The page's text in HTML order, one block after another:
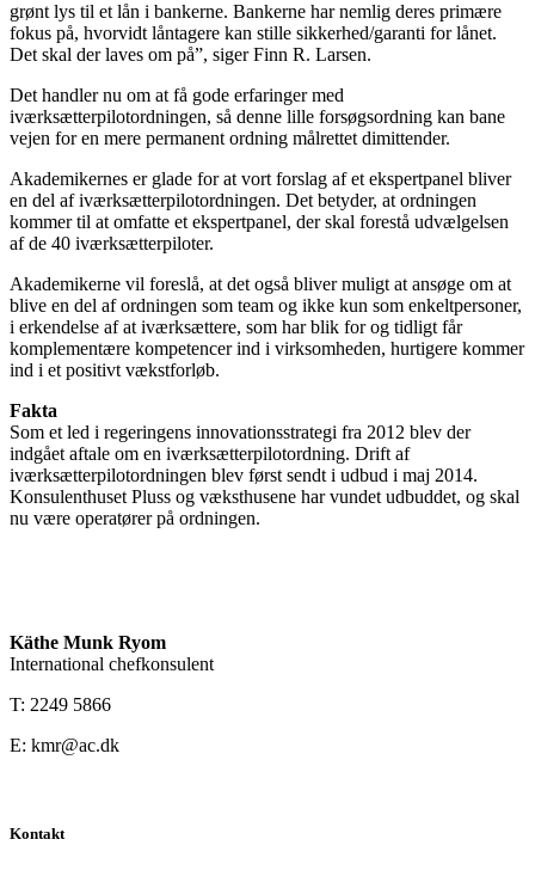
grønt lys til et lån i bankerne. Bankerne har nemlig deres primære
fokus på, hvorvidt låntagere kan stille sikkerhed/garanti for lånet.
Det skal der laves om på”, siger Finn R. Larsen.
Det handler nu om at få gode erfaringer med
iværksætterpilotordningen, så denne lille forsøgsordning kan bane
vejen for en mere permanent ordning målrettet dimittender.
Akademikernes er glade for at vort forslag af et ekspertpanel bliver
en del af iværksætterpilotordningen. Det betyder, at ordningen
kommer til at omfatte et ekspertpanel, der skal forestå udvælgelsen
af de 40 iværksætterpiloter.
Akademikerne vil foreslå, at det også bliver muligt at ansøge om at
blive en del af ordningen som team og ikke kun som enkeltpersoner,
i erkendelse af at iværksættere, som har blik for og tidligt får
komplementære kompetencer ind i virksomheden, hurtigere kommer
ind i et positivt vækstforløb.
Fakta
Som et led i regeringens innovationsstrategi fra 2012 blev der
indgået aftale om en iværksætterpilotordning. Drift af
iværksætterpilotordningen blev først sendt i udbud i maj 2014.
Konsulenthuset Pluss og væksthusene har vundet udbuddet, og skal
nu være operatører på ordningen.
Käthe Munk Ryom
International chefkonsulent
T: 2249 5866
E: kmr@ac.dk
Kontakt